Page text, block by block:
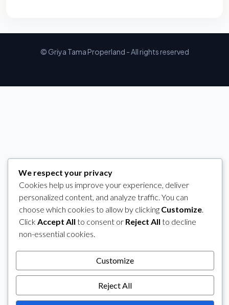
© Griya Tama Properland - All rights reserved
We respect your privacy
Cookies help us improve your experience, deliver
personalized content, and analyze traffic. You can
choose which cookies to allow by clicking Customize
Click Accept All to consent or Reject All to decline
non-essential cookies.
Customize
Reject All